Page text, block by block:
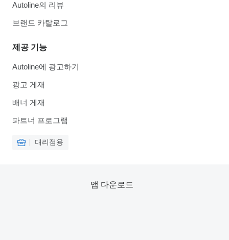
Autoline의 리뷰
브랜드 카탈로그
제공 기능
Autoline에 광고하기
광고 게재
배너 게재
파트너 프로그램
대리점용
앱 다운로드